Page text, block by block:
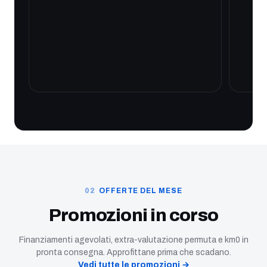
OFFERTE DEL MESE
Promozioni in corso
Finanziamenti agevolati, extra-valutazione permuta e km0 in
pronta consegna. Approfittane prima che scadano.
Vedi tutte le promozioni →